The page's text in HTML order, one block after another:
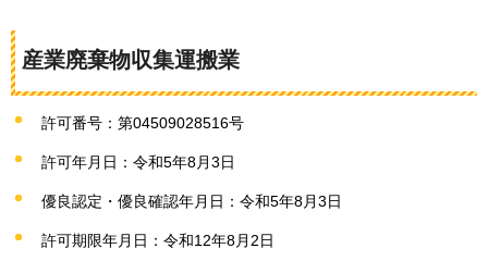
産業廃棄物収集運搬業
許可番号：第04509028516号
許可年月日：令和5年8月3日
優良認定・優良確認年月日：令和5年8月3日
許可期限年月日：令和12年8月2日